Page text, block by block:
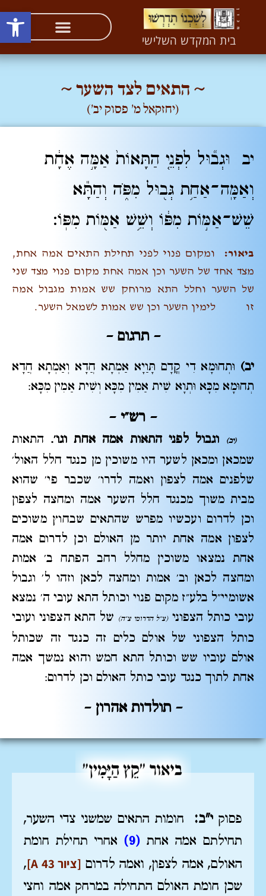
פתח
בית המקדש השלישי
העיקר להחזיר את הכבוד לשרשו – לקב"ה (ליקו"מ יד)
~ התאים לצד השער ~
(יחזקאל מ' פסוק יב')
יב וּגְב֞וּל לִפְנֵ֤י הַתָּאוֹת֙ אַמָּ֣ה אֶחָ֔ת
וְאַמָּֽה־אַחַ֥ת גְּב֖וּל מִפֹּ֑ה וְהַתָּ֕א
שֵׁשׁ־אַמּ֣וֹת מִפּ֔וֹ וְשֵׁ֥שׁ אַמּ֖וֹת מִפּֽוֹ׃
ביאור: ומקום פנוי לפני תחילת התאים אמה אחת,
מצד אחד של השער וכן אמה אחת מקום פנוי מצד שני
של השער וחלל התא מרוחק שש אמות מגבול אמה
זו לימין השער וכן שש אמות לשמאל השער.
– תרגום –
יב) וּתְחוּמָא דִי קֳדָם תָּוַיָא אַמְתָא חֲדָא וְאַמְתָא חֲדָא
תְחוּמָא מִכָּא וּתְוָא שִׁית אַמִין מִכָּא וְשִׁית אַמִין מִכָּא:
– רש"י –
(יב) וגבול לפני התאות אמה אחת וגו'. התאות
שמכאן ומכאן לשער היו משוכין מן כנגד חלל האול'
שלפנים אמה לצפון ואמה לדרו' שכבר פי' שהוא
מבית משוך מכנגד חלל השער אמה ומחצה לצפון
וכן לדרום ועכשיו מפרש שהתאים שבחוץ משוכים
לצפון אמה אחת יותר מן האולם וכן לדרום אמה
אחת נמצאו משוכין מחלל רחב הפתח ב' אמות
ומחצה לכאן וב' אמות ומחצה לכאן וזהו ל' וגבול
אשומיי"ל בלע"ז מקום פנוי וכותל התא עובי ה' נמצא
עובי כותל הצפוני(צ"ל הדרומי צ"ה) של התא הצפוני ועובי
כותל הצפוני של אולם כלים זה כנגד זה שכותל
אולם עוביו שש וכותל התא חמש והוא נמשך אמה
אחת לתוך כנגד עובי כותל האולם וכן לדרום:
– תולדות אהרון –
פסוק י"ב:
חומות התאים שמשני צדי השער,
תחילתם אמה אחת (9)
אחרי תחילת חומת
האולם, אמה לצפון, ואמה לדרום [ציור 43 A]
,
שכן חומת האולם התחילה במרחק אמה וחצי